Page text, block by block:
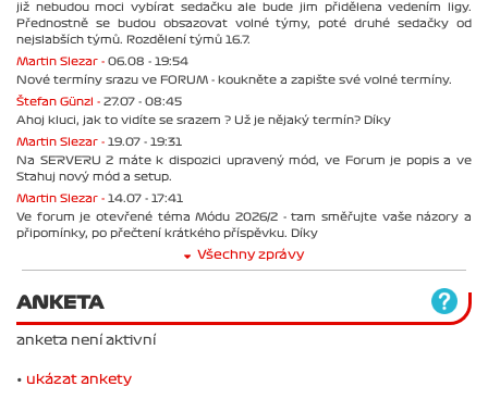
již nebudou moci vybírat sedačku ale bude jim přidělena vedením ligy.
Přednostně se budou obsazovat volné týmy, poté druhé sedačky od
nejslabších týmů. Rozdělení týmů 16.7.
Martin Slezar - 06.08 - 19:54
Nové termíny srazu ve FORUM - koukněte a zapište své volné termíny.
Štefan Günzl - 27.07 - 08:45
Ahoj kluci, jak to vidíte se srazem ? Už je nějaký termín? Díky
Martin Slezar - 19.07 - 19:31
Na SERVERU 2 máte k dispozici upravený mód, ve Forum je popis a ve
Stahuj nový mód a setup.
Martin Slezar - 14.07 - 17:41
Ve forum je otevřené téma Módu 2026/2 - tam směřujte vaše názory a
připomínky, po přečtení krátkého příspěvku. Díky
Všechny zprávy
ANKETA
anketa není aktivní
• ukázat ankety